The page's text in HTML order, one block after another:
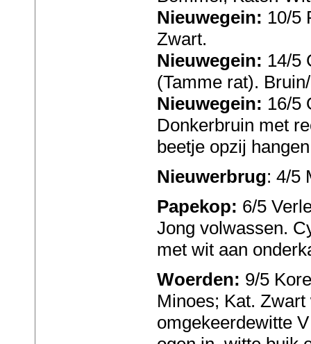
Nieuwegein: 10/5
Zwart.
Nieuwegein: 14/5
(Tamme rat).
Nieuwegein: 16/5
Donkerbruin met
beetje opzij
Nieuwerbrug: 4/5
Papekop: 6/5
Jong volwassen.
met wit aan
Woerden: 9/5
Minoes; Kat.
omgekeerdewitte